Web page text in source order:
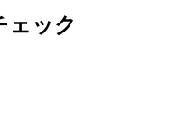
ェック